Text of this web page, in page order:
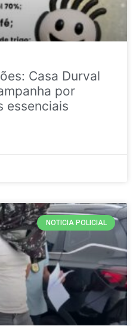
Casa Durval
por
essenciais
NOTICIA POLICIAL